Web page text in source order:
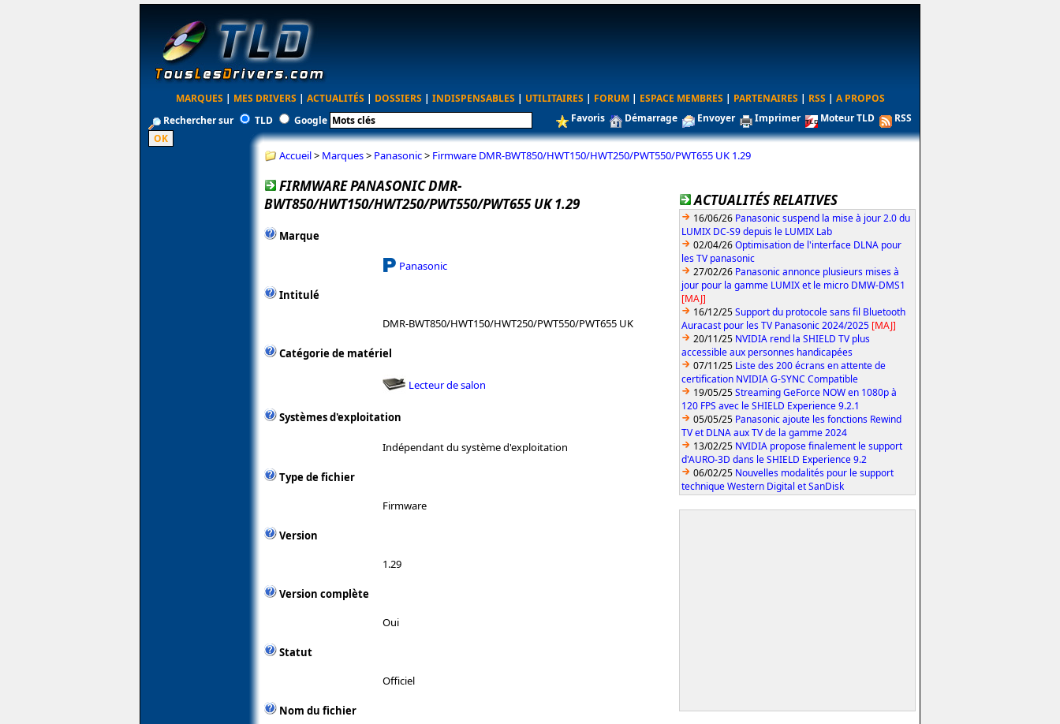
MARQUES | MES DRIVERS | ACTUALITÉS | DOSSIERS | INDISPENSABLES | UTILITAIRES | FORUM | ESPACE MEMBRES | PARTENAIRES | RSS | A PROPOS
Rechercher sur
TLD Google Favoris Démarrage Envoyer Imprimer Moteur TLD RSS
Accueil> Marques> Panasonic> Firmware DMR-BWT850/HWT150/HWT250/PWT550/PWT655 UK 1.29
FIRMWARE PANASONIC DMR-
BWT850/HWT150/HWT250/PWT550/PWT655 UK 1.29
Marque
Panasonic
Intitulé
DMR-BWT850/HWT150/HWT250/PWT550/PWT655 UK
Catégorie de matériel
Lecteur de salon
Systèmes d'exploitation
Indépendant du système d'exploitation
Type de fichier
Firmware
Version
1.29
Version complète
Oui
Statut
Officiel
Nom du fichier
ACTUALITÉS RELATIVES
16/06/26 Panasonic suspend la mise à jour 2.0 du
LUMIX DC-S9 depuis le LUMIX Lab
02/04/26Optimisation de l'interface DLNA pour
les TV panasonic
27/02/26 Panasonic annonce plusieurs mises à
jour pour la gamme LUMIX et le micro DMW-DMS1
[MAJ]
16/12/25Support du protocole sans fil Bluetooth
Auracast pour les TV Panasonic 2024/2025 [MAJ]
20/11/25 NVIDIA rend la SHIELD TV plus
accessible aux personnes handicapées
07/11/25 Liste des 200 écrans en attente de
certification NVIDIA G-SYNC Compatible
19/05/25Streaming GeForce NOW en 1080p à
120 FPS avec le SHIELD Experience 9.2.1
05/05/25 Panasonic ajoute les fonctions Rewind
TV et DLNA aux TV de la gamme 2024
13/02/25 NVIDIA propose finalement le support
d'AURO-3D dans le SHIELD Experience 9.2
06/02/25 Nouvelles modalités pour le support
technique Western Digital et SanDisk